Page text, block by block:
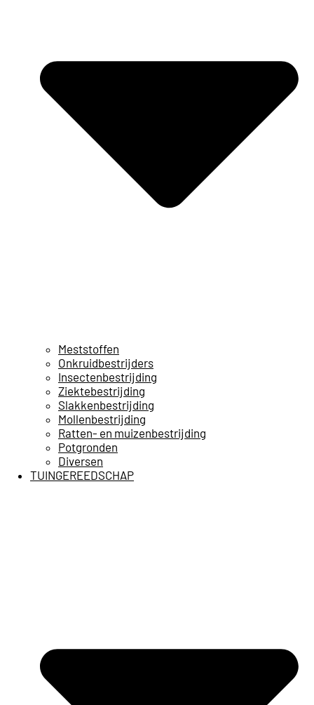
Meststoffen
Onkruidbestrijders
Insectenbestrijding
Ziektebestrijding
Slakkenbestrijding
Mollenbestrijding
Ratten- en muizenbestrijding
Potgronden
Diversen
TUINGEREEDSCHAP